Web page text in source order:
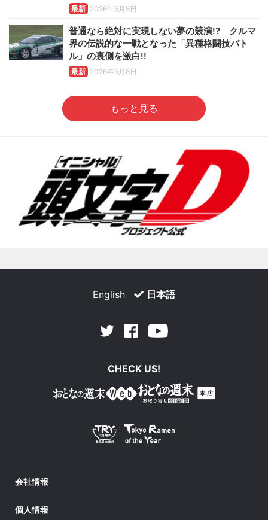
最新 2026年5月8日
普通なら絶対に実現しない夢の競演!? クルマ
界の伝説的な一戦となった「異種格闘技バト
ル」の裏側を激白!!
最新 2026年5月8日
もっと見る
English 日本語
Twitter Facebook
CHECK US!
会社情報
個人情報